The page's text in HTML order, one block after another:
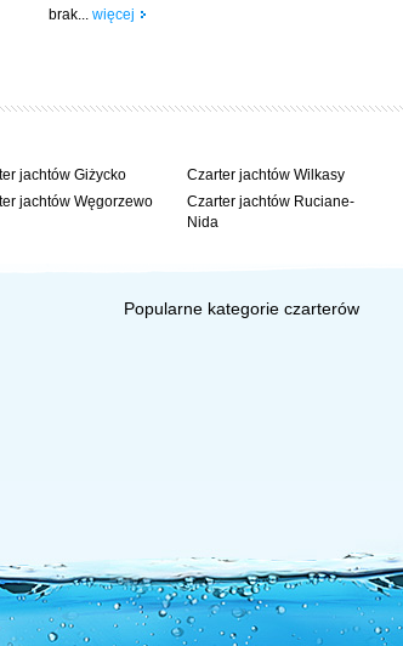
brak... więcej
jachtów Giżycko
jachtów Węgorzewo
Czarter jachtów Wilkasy
Czarter jachtów Ruciane-
Nida
Popularne kategorie czarterów